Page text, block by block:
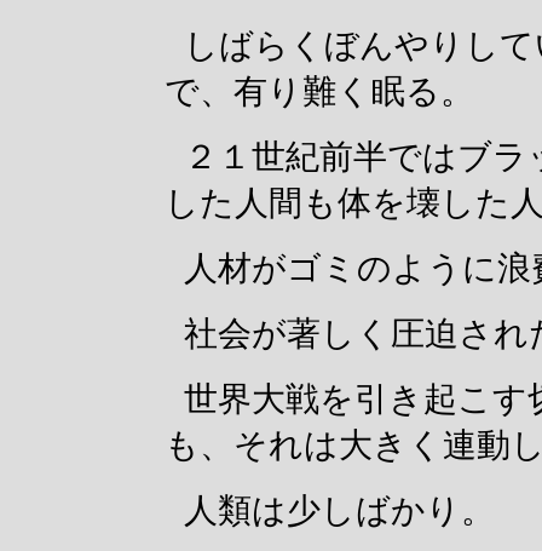
しばらくぼんやりし
で、有り難く眠る。
２１世紀前半ではブ
した人間も体を壊した
人材がゴミのように浪
社会が著しく圧迫され
世界大戦を引き起こ
も、それは大きく連動
人類は少しばかり。